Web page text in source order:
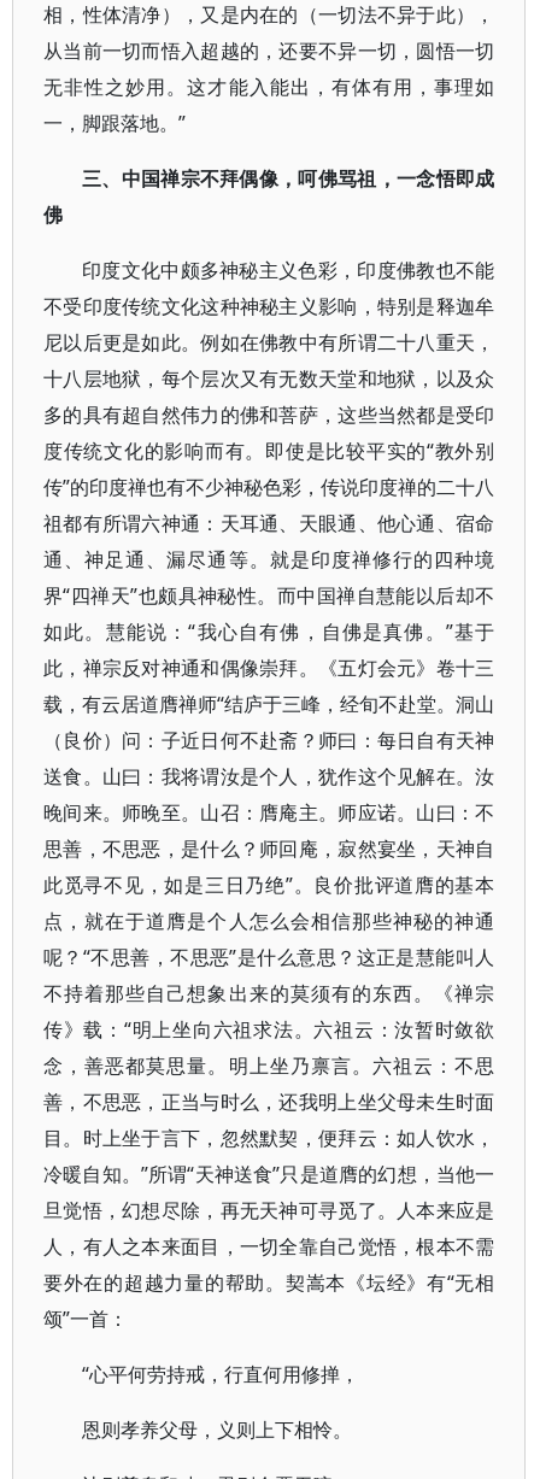
相，性体清净），又是内在的（一切法不异于此），
从当前一切而悟入超越的，还要不异一切，圆悟一切
无非性之妙用。这才能入能出，有体有用，事理如
一，脚跟落地。”
三、中国禅宗不拜偶像，呵佛骂祖，一念悟即成
佛
印度文化中颇多神秘主义色彩，印度佛教也不能
不受印度传统文化这种神秘主义影响，特别是释迦牟
尼以后更是如此。例如在佛教中有所谓二十八重天，
十八层地狱，每个层次又有无数天堂和地狱，以及众
多的具有超自然伟力的佛和菩萨，这些当然都是受印
度传统文化的影响而有。即使是比较平实的“教外别
传”的印度禅也有不少神秘色彩，传说印度禅的二十八
祖都有所谓六神通：天耳通、天眼通、他心通、宿命
通、神足通、漏尽通等。就是印度禅修行的四种境
界“四禅天”也颇具神秘性。而中国禅自慧能以后却不
如此。慧能说：“我心自有佛，自佛是真佛。”基于
此，禅宗反对神通和偶像崇拜。《五灯会元》卷十三
载，有云居道膺禅师“结庐于三峰，经旬不赴堂。洞山
（良价）问：子近日何不赴斋？师曰：每日自有天神
送食。山曰：我将谓汝是个人，犹作这个见解在。汝
晚间来。师晚至。山召：膺庵主。师应诺。山曰：不
思善，不思恶，是什么？师回庵，寂然宴坐，天神自
此觅寻不见，如是三日乃绝”。良价批评道膺的基本
点，就在于道膺是个人怎么会相信那些神秘的神通
呢？“不思善，不思恶”是什么意思？这正是慧能叫人
不持着那些自己想象出来的莫须有的东西。《禅宗
传》载：“明上坐向六祖求法。六祖云：汝暂时敛欲
念，善恶都莫思量。明上坐乃禀言。六祖云：不思
善，不思恶，正当与时么，还我明上坐父母未生时面
目。时上坐于言下，忽然默契，便拜云：如人饮水，
冷暖自知。”所谓“天神送食’’只是道膺的幻想，当他一
旦觉悟，幻想尽除，再无天神可寻觅了。人本来应是
人，有人之本来面目，一切全靠自己觉悟，根本不需
要外在的超越力量的帮助。契嵩本《坛经》有“无相
颂”一首：
“心平何劳持戒，行直何用修掸，
恩则孝养父母，义则上下相怜。